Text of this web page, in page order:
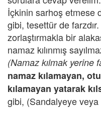
İçkinin sarhoş etmese
gibi, tesettür de
zorlaştırmakla bir
namaz kılınmış
(Namaz kılmak yerine
namaz kılamayan,
kılamayan yatarak
gibi, (Sandalyeye